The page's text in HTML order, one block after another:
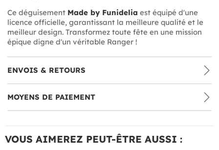
Ce déguisement Made by Funidelia est équipé d'une
licence officielle, garantissant la meilleure qualité et le
meilleur design. Transformez toute fête en une mission
épique digne d'un véritable Ranger !
ENVOIS & RETOURS
MOYENS DE PAIEMENT
VOUS AIMEREZ PEUT-ÊTRE AUSSI :